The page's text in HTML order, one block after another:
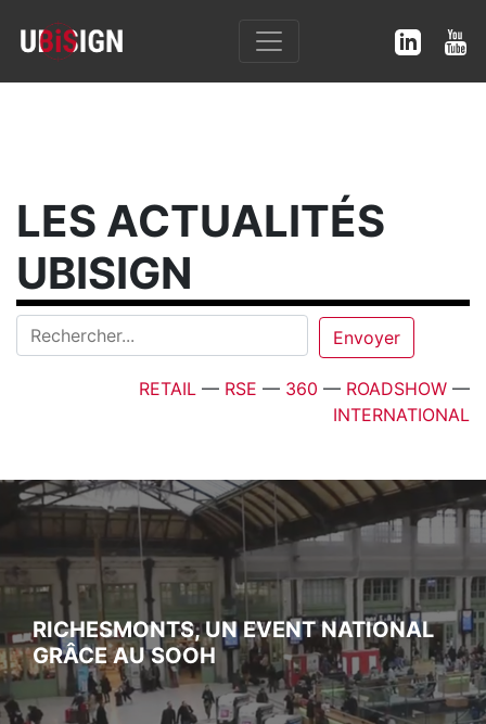
LES ACTUALITÉS
UBISIGN
RETAIL — RSE — 360 — ROADSHOW —
INTERNATIONAL
RICHESMONTS, UN EVENT NATIONAL
GRÂCE AU SOOH